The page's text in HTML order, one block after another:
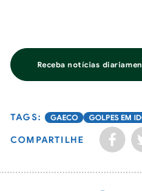
Receba notícias
GAECO GOLPES EM
COMPARTILHE